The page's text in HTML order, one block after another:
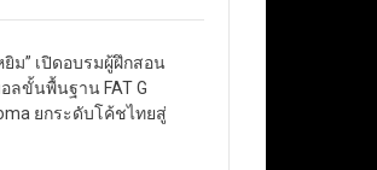
ยิม” เปิดอบรมผู้ฝึกสอน
ลขั้นพื้นฐาน FAT G
ยกระดับโค้ชไทยสู่